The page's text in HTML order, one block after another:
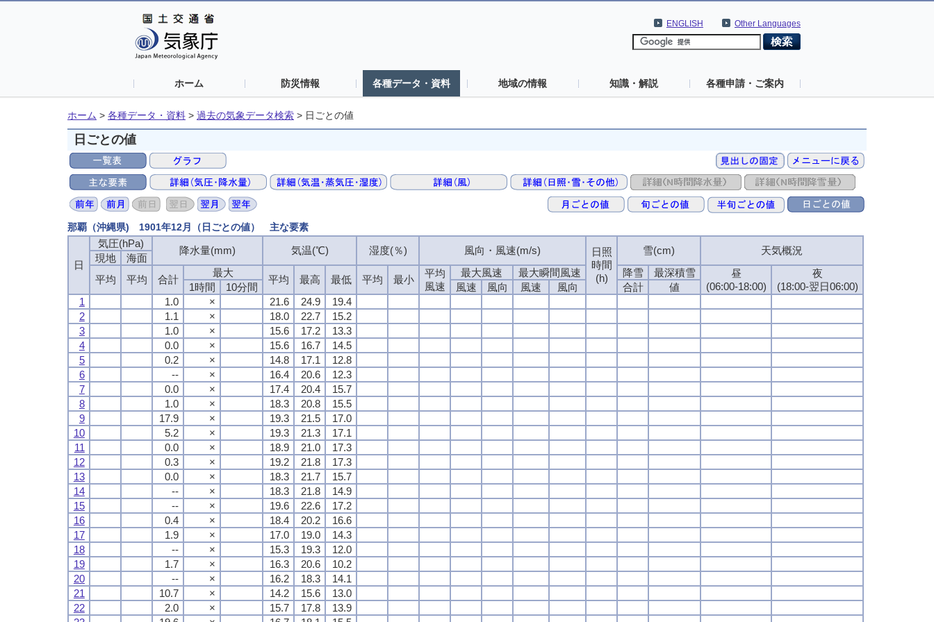
Other Languages
ENGLISH
ホーム 防災情報 各種データ・資料 地域の情報 知識・解説 各種申請・ご案内
ホーム > 各種データ・資料 > 過去の気象データ検索 > 日ごとの値
日ごとの値
那覇（沖縄県) 1901年12月（日ごとの値） 主な要素
日
気圧(hPa)
降水量(mm) 気温(℃) 湿度(％) 風向・風速(m/s)
日照
時間
(h)
雪(cm) 天気概況
現地
海面
平均
平均 合計
最大
平均 最高 最低 平均 最小
平均
風速
最大風速 最大瞬間風速 降雪 最深積雪
昼
(06:00-18:00)
夜
(18:00-翌日06:00)
1時間 10分間 風速 風向 風速 風向 合計
値
1
1.0 × 21.6 24.9
19.4
2
1.1 × 18.0 22.7
15.2
3
1.0 × 15.6 17.2
13.3
4
0.0 × 15.6 16.7
14.5
5
0.2 × 14.8 17.1
12.8
6
-- × 16.4 20.6
12.3
7
0.0 × 17.4 20.4
15.7
8
1.0 × 18.3 20.8
15.5
9
17.9 × 19.3 21.5
17.0
10
5.2 × 19.3 21.3
17.1
11
0.0 × 18.9 21.0
17.3
12
0.3 × 19.2 21.8
17.3
13
0.0 × 18.3 21.7
15.7
14
-- × 18.3 21.8
14.9
15
-- × 19.6 22.6
17.2
16
0.4 × 18.4 20.2
16.6
17
1.9 × 17.0 19.0
14.3
18
-- × 15.3 19.3
12.0
19
1.7 × 16.3 20.6
10.2
20
-- × 16.2 18.3
14.1
21
10.7 × 14.2 15.6
13.0
22
2.0 × 15.7 17.8
13.9